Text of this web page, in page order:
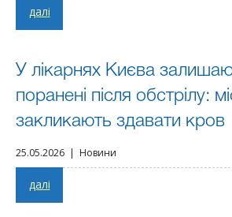
далі
У лікарнях Києва
поранені після обстрілу:
закликають здавати кров
25.05.2026 | Новини
далі